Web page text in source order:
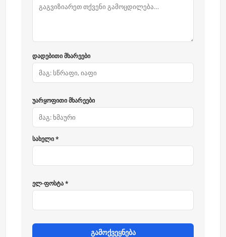
დადებითი მხარეები
უარყოფითი მხარეები
სახელი *
ელ-ფოსტა *
გამოქვეყნება